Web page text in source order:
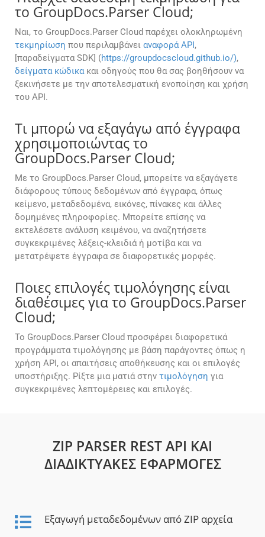
το GroupDocs.Parser Cloud;
Ναι, το GroupDocs.Parser Cloud παρέχει ολοκληρωμένη
τεκμηρίωση που περιλαμβάνει αναφορά API,
[παραδείγματα SDK] (https://groupdocscloud.github.io/),
δείγματα κώδικακαι οδηγούς που θα σας βοηθήσουν να
ξεκινήσετε με την αποτελεσματική ενοποίηση και χρήση
του API.
Τι μπορώ να εξαγάγω από έγγραφα
χρησιμοποιώντας το
GroupDocs.Parser Cloud;
Με το GroupDocs.Parser Cloud, μπορείτε να εξαγάγετε
διάφορους τύπους δεδομένων από έγγραφα, όπως
κείμενο, μεταδεδομένα, εικόνες, πίνακες και άλλες
δομημένες πληροφορίες. Μπορείτε επίσης να
εκτελέσετε ανάλυση κειμένου, να αναζητήσετε
συγκεκριμένες λέξεις-κλειδιά ή μοτίβα και να
μετατρέψετε έγγραφα σε διαφορετικές μορφές.
Ποιες επιλογές τιμολόγησης είναι
διαθέσιμες για το GroupDocs.Parser
Cloud;
Το GroupDocs.Parser Cloud προσφέρει διαφορετικά
προγράμματα τιμολόγησης με βάση παράγοντες όπως η
χρήση API, οι απαιτήσεις αποθήκευσης και οι επιλογές
υποστήριξης. Ρίξτε μια ματιά στην τιμολόγηση για
συγκεκριμένες λεπτομέρειες και επιλογές.
ZIP PARSER REST API ΚΑΙ
ΔΙΑΔΙΚΤΥΑΚΈΣ ΕΦΑΡΜΟΓΈΣ
Εξαγωγή μεταδεδομένων από ZIP αρχεία